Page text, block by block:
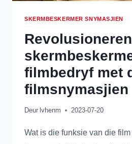
SKERMBESKERMER SNYMASJIEN
filmbedryf met
filmsnymasjien
Deur lvhenm 2023-07-20
Wat is die funksie van die